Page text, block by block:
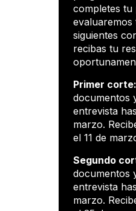
completes tu
siguientes
recibas tu
Primer corte:
documentos
entrevista
marzo.
el 11 de
Segundo
documentos
entrevista
marzo.